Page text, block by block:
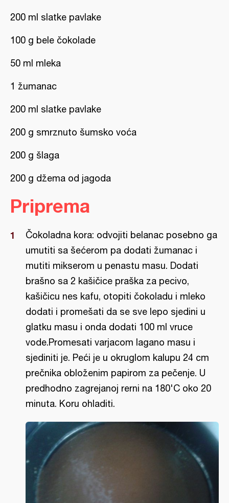
200 ml slatke pavlake
100 g bele čokolade
50 ml mleka
1 žumanac
200 ml slatke pavlake
200 g smrznuto šumsko voća
200 g šlaga
200 g džema od jagoda
Priprema
Čokoladna kora: odvojiti belanac posebno ga
umutiti sa šećerom pa dodati žumanac i
mutiti mikserom u penastu masu. Dodati
brašno sa 2 kašičice praška za pecivo,
kašičicu nes kafu, otopiti čokoladu i mleko
dodati i promešati da se sve lepo sjedini u
glatku masu i onda dodati 100 ml vruce
vode.Promesati varjacom lagano masu i
sjediniti je. Peći je u okruglom kalupu 24 cm
prečnika obloženim papirom za pečenje. U
predhodno zagrejanoj rerni na 180'C oko 20
minuta. Koru ohladiti.